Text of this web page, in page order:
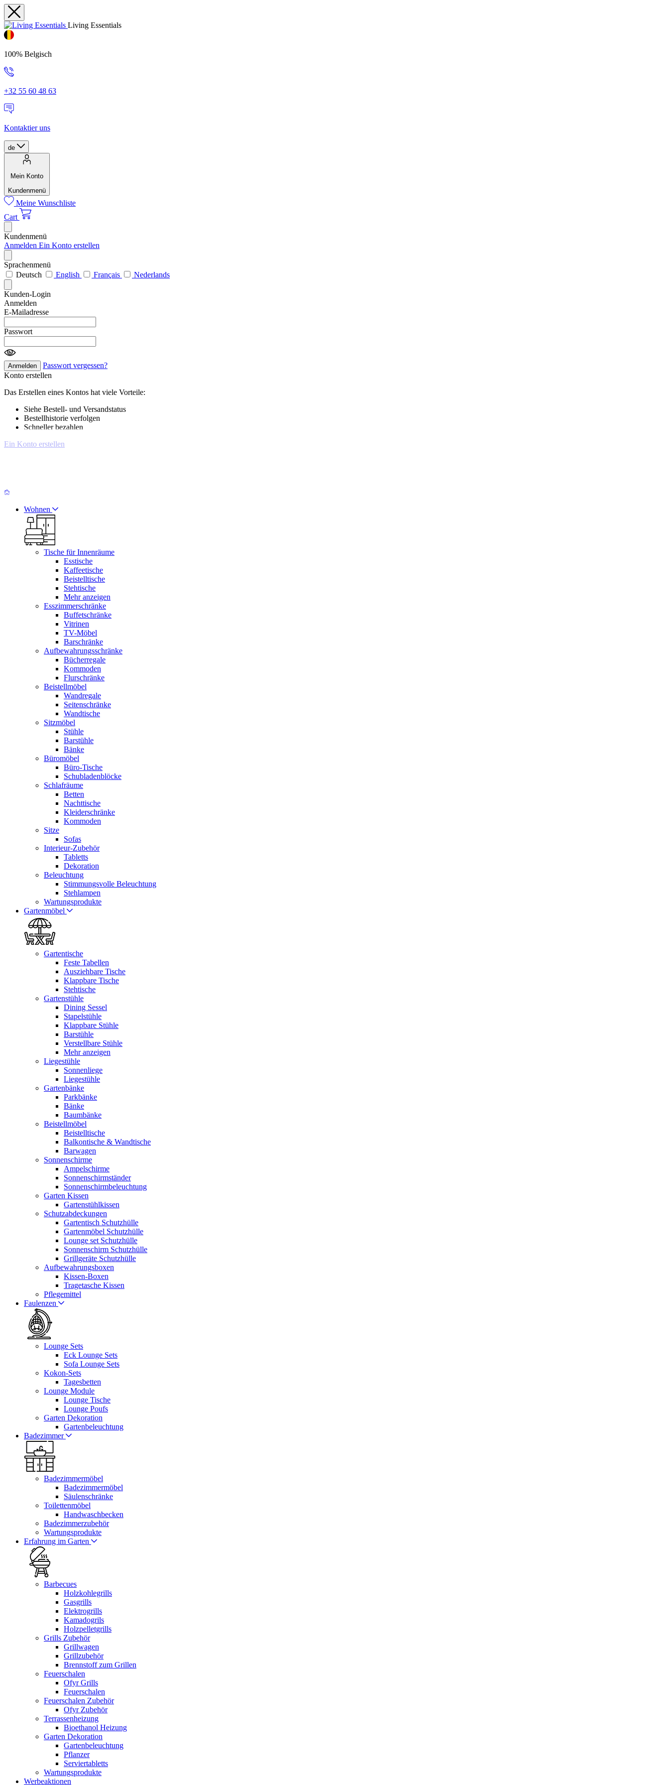
Living Essentials
100% Belgisch
+32 55 60 48 63
Kontaktier uns
de
Mein Konto
Kundenmenü
Meine Wunschliste
Cart
Kundenmenü
Anmelden Ein Konto erstellen
Sprachenmenü
Deutsch
English Français Nederlands
Kunden-Login
Anmelden
E-Mailadresse
Passwort
Anmelden
Passwort vergessen?
Konto erstellen
Das Erstellen eines Kontos hat viele Vorteile:
Siehe Bestell- und Versandstatus
Bestellhistorie verfolgen
Schneller bezahlen
Ein Konto erstellen
Wohnen
Tische für Innenräume
Esstische
Kaffeetische
Beistelltische
Stehtische
Mehr anzeigen
Esszimmerschränke
Buffetschränke
Vitrinen
TV-Möbel
Barschränke
Aufbewahrungsschränke
Bücherregale
Kommoden
Flurschränke
Beistellmöbel
Wandregale
Seitenschränke
Wandtische
Sitzmöbel
Stühle
Barstühle
Bänke
Büromöbel
Büro-Tische
Schubladenblöcke
Schlafräume
Betten
Nachttische
Kleiderschränke
Kommoden
Sitze
Sofas
Interieur-Zubehör
Tabletts
Dekoration
Beleuchtung
Stimmungsvolle Beleuchtung
Stehlampen
Wartungsprodukte
Gartenmöbel
Gartentische
Feste Tabellen
Ausziehbare Tische
Klappbare Tische
Stehtische
Gartenstühle
Dining Sessel
Stapelstühle
Klappbare Stühle
Barstühle
Verstellbare Stühle
Mehr anzeigen
Liegestühle
Sonnenliege
Liegestühle
Gartenbänke
Parkbänke
Bänke
Baumbänke
Beistellmöbel
Beistelltische
Balkontische & Wandtische
Barwagen
Sonnenschirme
Ampelschirme
Sonnenschirmständer
Sonnenschirmbeleuchtung
Garten Kissen
Gartenstühlkissen
Schutzabdeckungen
Gartentisch Schutzhülle
Gartenmöbel Schutzhülle
Lounge set Schutzhülle
Sonnenschirm Schutzhülle
Grillgeräte Schutzhülle
Aufbewahrungsboxen
Kissen-Boxen
Tragetasche Kissen
Pflegemittel
Faulenzen
Lounge Sets
Eck Lounge Sets
Sofa Lounge Sets
Kokon-Sets
Tagesbetten
Lounge Module
Lounge Tische
Lounge Poufs
Garten Dekoration
Gartenbeleuchtung
Badezimmer
Badezimmermöbel
Badezimmermöbel
Säulenschränke
Toilettenmöbel
Handwaschbecken
Badezimmerzubehör
Wartungsprodukte
Erfahrung im Garten
Barbecues
Holzkohlegrills
Gasgrills
Elektrogrills
Kamadogrils
Holzpelletgrills
Grills Zubehör
Grillwagen
Grillzubehör
Brennstoff zum Grillen
Feuerschalen
Ofyr Grills
Feuerschalen
Feuerschalen Zubehör
Ofyr Zubehör
Terrassenheizung
Bioethanol Heizung
Garten Dekoration
Gartenbeleuchtung
Pflanzer
Serviertabletts
Wartungsprodukte
Werbeaktionen